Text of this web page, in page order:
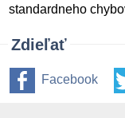
standardneho
Zdieľať
Facebook